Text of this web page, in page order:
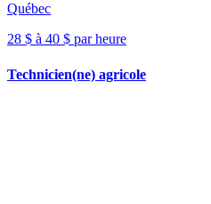
Québec
28 $ à 40 $ par heure
Technicien(ne) agricole